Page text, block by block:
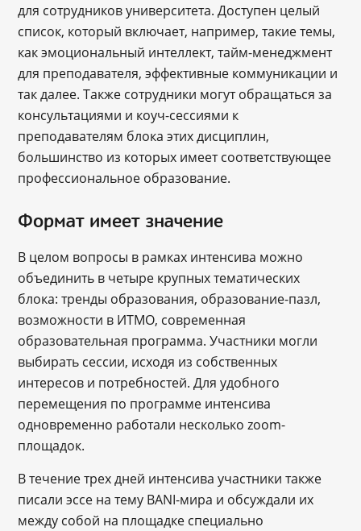
для сотрудников университета. Доступен целый
список, который включает, например, такие темы,
как эмоциональный интеллект, тайм-менеджмент
для преподавателя, эффективные коммуникации и
так далее. Также сотрудники могут обращаться за
консультациями и коуч-сессиями к
преподавателям блока этих дисциплин,
большинство из которых имеет соответствующее
профессиональное образование.
Формат имеет значение
В целом вопросы в рамках интенсива можно
объединить в четыре крупных тематических
блока: тренды образования, образование-пазл,
возможности в ИТМО, современная
образовательная программа. Участники могли
выбирать сессии, исходя из собственных
интересов и потребностей. Для удобного
перемещения по программе интенсива
одновременно работали несколько zoom-
площадок.
В течение трех дней интенсива участники также
писали эссе на тему BANI-мира и обсуждали их
между собой на площадке специально